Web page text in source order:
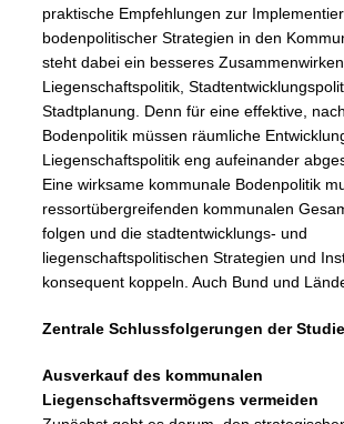
praktische Empfehlungen zur
bodenpolitischer Strategien in den
steht dabei ein besseres
Liegenschaftspolitik,
Stadtplanung. Denn für eine effektive,
Bodenpolitik müssen räumliche
Liegenschaftspolitik eng aufeinander
Eine wirksame kommunale Bodenpolitik
ressortübergreifenden kommunalen
folgen und die stadtentwicklungs- und
liegenschaftspolitischen Strategien und
konsequent koppeln. Auch Bund und
Zentrale Schlussfolgerungen der
Ausverkauf des kommunalen
Liegenschaftsvermögens vermeiden